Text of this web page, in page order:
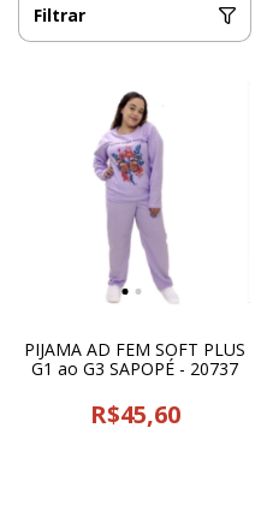
Filtrar
PIJAMA AD FEM SOFT PLUS
G1 ao G3 SAPOPÉ - 20737
R$45,60